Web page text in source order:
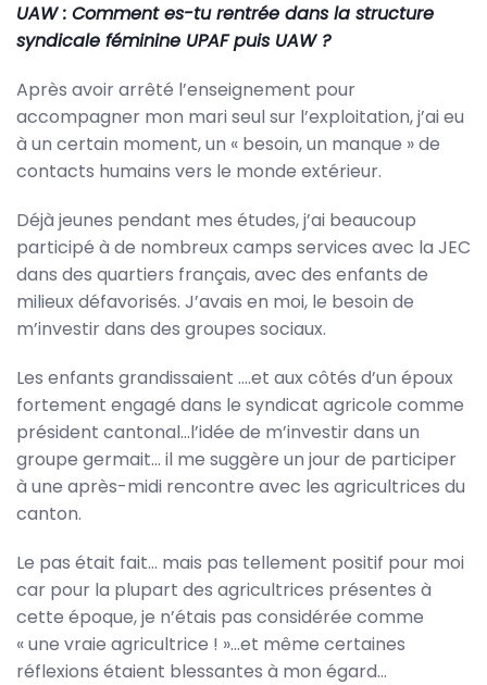
UAW : Comment es-tu rentrée dans la structure
syndicale féminine UPAF puis UAW ?
Après avoir arrêté l’enseignement pour
accompagner mon mari seul sur l’exploitation, j’ai eu
à un certain moment, un « besoin, un manque » de
contacts humains vers le monde extérieur.
Déjà jeunes pendant mes études, j’ai beaucoup
participé à de nombreux camps services avec la JEC
dans des quartiers français, avec des enfants de
milieux défavorisés. J’avais en moi, le besoin de
m’investir dans des groupes sociaux.
Les enfants grandissaient ….et aux côtés d’un époux
fortement engagé dans le syndicat agricole comme
président cantonal…l’idée de m’investir dans un
groupe germait… il me suggère un jour de participer
à une après-midi rencontre avec les agricultrices du
canton.
Le pas était fait… mais pas tellement positif pour moi
car pour la plupart des agricultrices présentes à
cette époque, je n’étais pas considérée comme
« une vraie agricultrice ! »…et même certaines
réflexions étaient blessantes à mon égard…